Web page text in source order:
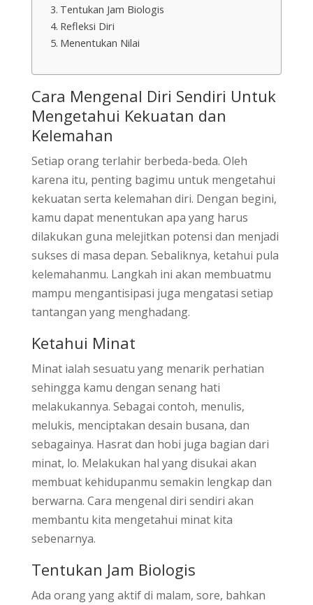
Tentukan Jam Biologis
Refleksi Diri
Menentukan Nilai
Cara Mengenal Diri Sendiri Untuk
Mengetahui Kekuatan dan
Kelemahan
Setiap orang terlahir berbeda-beda. Oleh
karena itu, penting bagimu untuk mengetahui
kekuatan serta kelemahan diri. Dengan begini,
kamu dapat menentukan apa yang harus
dilakukan guna melejitkan potensi dan menjadi
sukses di masa depan. Sebaliknya, ketahui pula
kelemahanmu. Langkah ini akan membuatmu
mampu mengantisipasi juga mengatasi setiap
tantangan yang menghadang.
Ketahui Minat
Minat ialah sesuatu yang menarik perhatian
sehingga kamu dengan senang hati
melakukannya. Sebagai contoh, menulis,
melukis, menciptakan desain busana, dan
sebagainya. Hasrat dan hobi juga bagian dari
minat, lo. Melakukan hal yang disukai akan
membuat kehidupanmu semakin lengkap dan
berwarna. Cara mengenal diri sendiri akan
membantu kita mengetahui minat kita
sebenarnya.
Tentukan Jam Biologis
Ada orang yang aktif di malam, sore, bahkan